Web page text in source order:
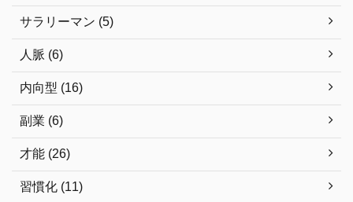
サラリーマン (5)
人脈 (6)
内向型 (16)
副業 (6)
才能 (26)
習慣化 (11)